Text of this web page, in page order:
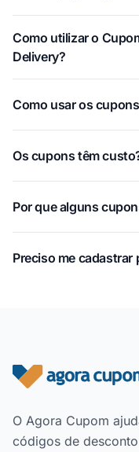
Como utilizar o
Delivery?
Como usar os
Os cupons têm
Por que alguns
Preciso me cadastrar
Rodapé do
O Agora Cupom
códigos de